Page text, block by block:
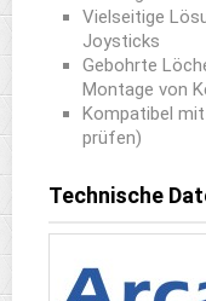
Vielseitige
Joysticks
Gebohrte
Montage von
Kompatibel
prüfen)
Technische